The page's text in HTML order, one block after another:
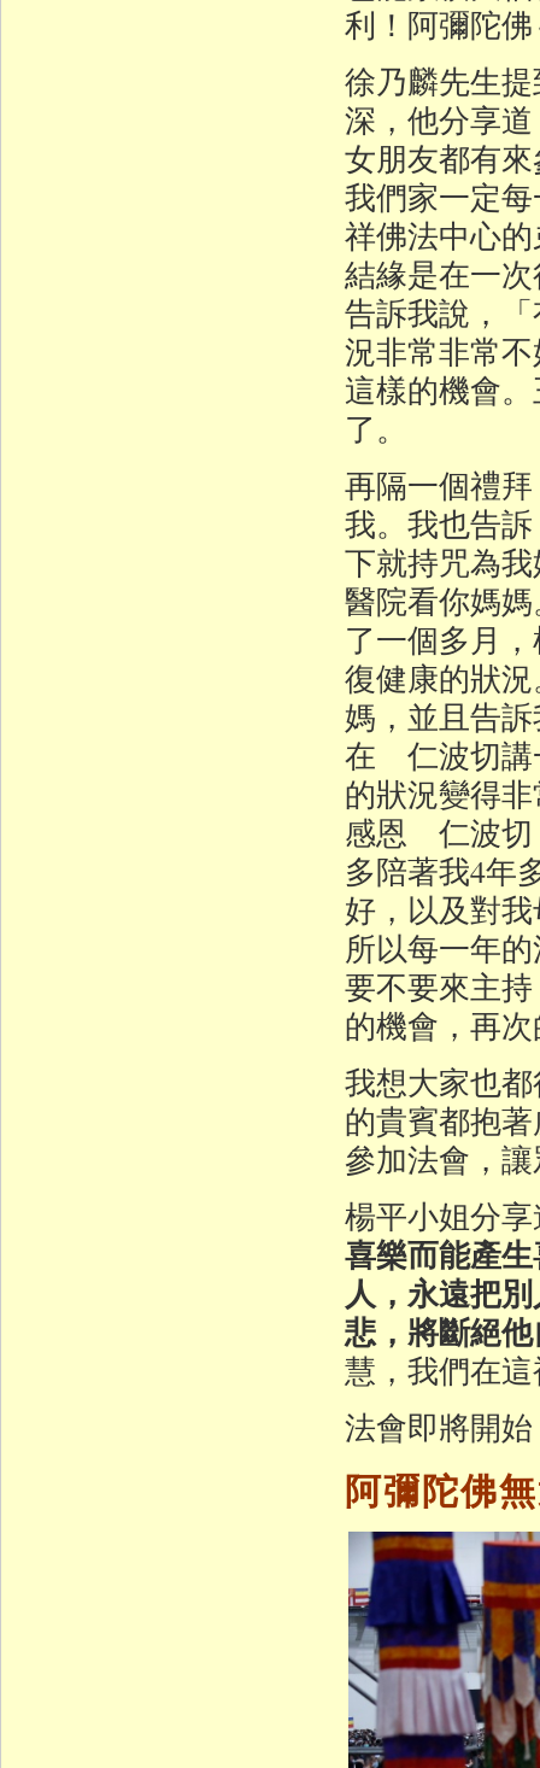
利！阿彌陀
徐乃麟先生
深，他分享
女朋友都有
我們家一定
祥佛法中心
結緣是在一
告訴我說，
況非常非常
這樣的機會
了。
再隔一個禮
我。我也告
下就持咒為
醫院看你媽
了一個多月
復健康的狀
媽，並且告
在 仁波切講
的狀況變得
感恩 仁波切
多陪著我4年
好，以及對
所以每一年
要不要來主
的機會，再
我想大家也
的貴賓都抱
參加法會，
楊平小姐分
喜樂而能產
人，永遠把
悲，將斷絕
慧，我們在
法會即將開
阿彌陀佛